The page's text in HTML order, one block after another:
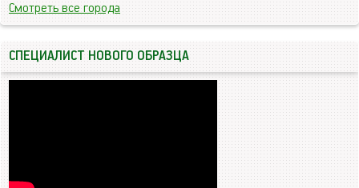
Смотреть все города
СПЕЦИАЛИСТ НОВОГО ОБРАЗЦА